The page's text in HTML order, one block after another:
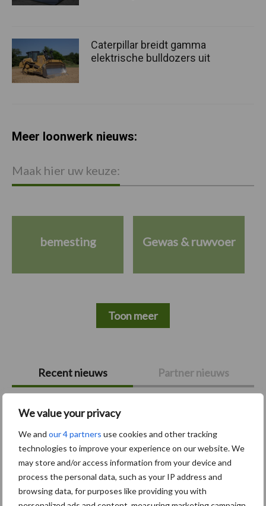
We value your privacy
We and our 4 partners use cookies and other tracking
technologies to improve your experience on our website. We
may store and/or access information from your device and
process the personal data, such as your IP address and
browsing data, for purposes like providing you with
Primaire
Sidebar
Recent nieuws Partner nieuws
"Hoge verwachtingen van schijven
voor kouters"
5 aug
Albourgh Tyres breidt uit naar
nieuwe marktsegmenten
Caterpillar breidt gamma
elektrische bulldozers uit
Meer loonwerk nieuws:
Maak hier uw keuze:
bemesting Gewas & ruwvoer
Toon meer